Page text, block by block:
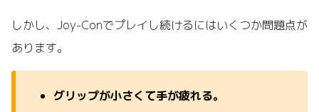
しかし、Joy-Conでプレイし続けるにはいくつか問題点が
あります。
グリップが小さくて手が疲れる。